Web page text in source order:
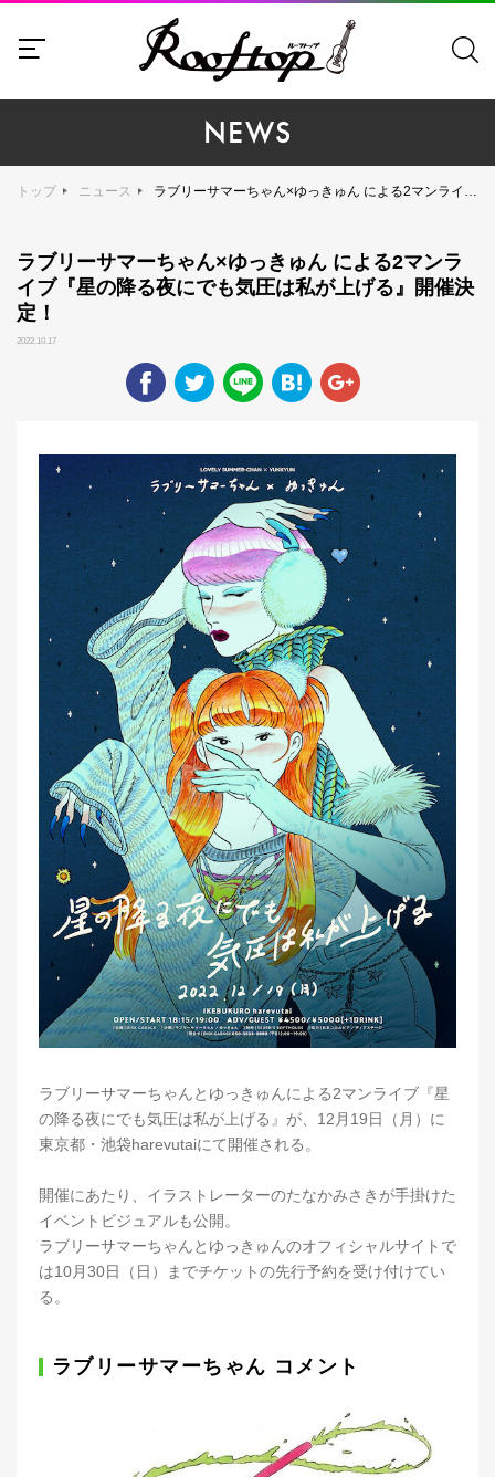
NEWS
トップ ニュース ラブリーサマーちゃん×ゆっきゅん による2マンライブ『星の降る夜にでも気圧は私が上げる』開催決定！
ラブリーサマーちゃん×ゆっきゅん による2マンラ
イブ『星の降る夜にでも気圧は私が上げる』開催決
定！
2022.10.17
ラブリーサマーちゃんとゆっきゅんによる2マンライブ『星
の降る夜にでも気圧は私が上げる』が、12月19日（月）に
東京都・池袋harevutaiにて開催される。
開催にあたり、イラストレーターのたなかみさきが手掛けた
イベントビジュアルも公開。
ラブリーサマーちゃんとゆっきゅんのオフィシャルサイトで
は10月30日（日）までチケットの先行予約を受け付けてい
る。
ラブリーサマーちゃん コメント